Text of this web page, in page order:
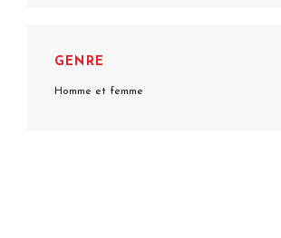
GENRE
Homme et femme